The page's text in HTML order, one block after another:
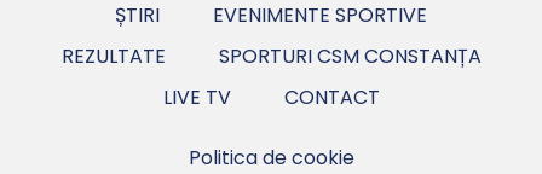
ȘTIRI
EVENIMENTE SPORTIVE
REZULTATE
SPORTURI CSM CONSTANȚA
LIVE TV
CONTACT
Politica de cookie